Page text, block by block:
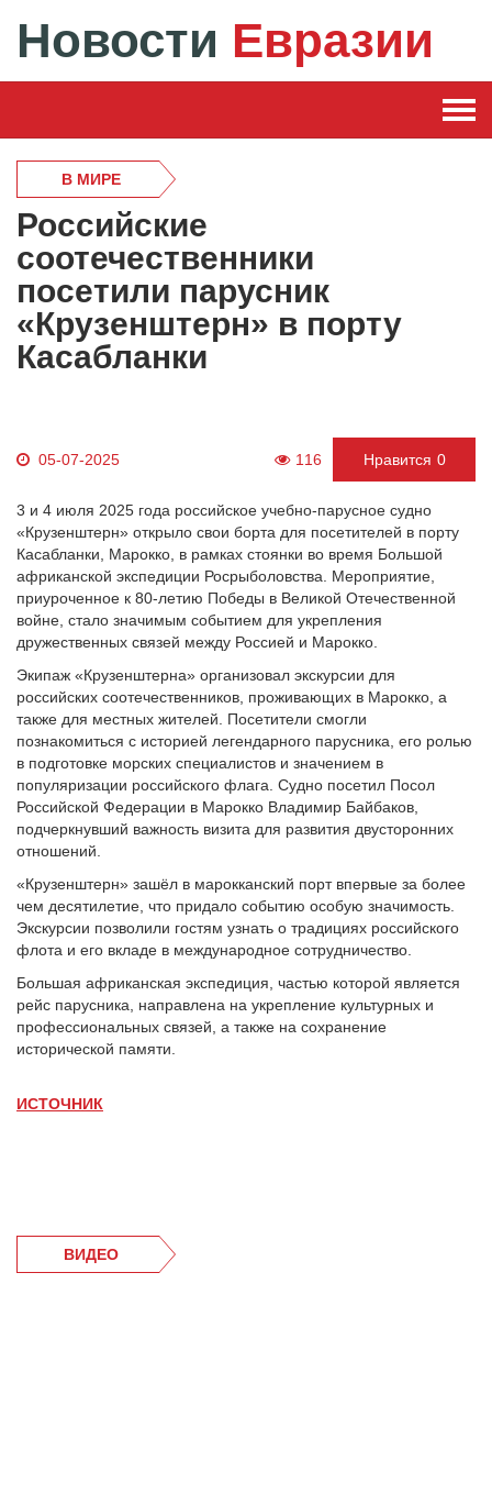
Новости Евразии
В МИРЕ
Российские
соотечественники
посетили парусник
«Крузенштерн» в порту
Касабланки
05-07-2025 116 Нравится 0
3 и 4 июля 2025 года российское учебно-парусное судно
«Крузенштерн» открыло свои борта для посетителей в порту
Касабланки, Марокко, в рамках стоянки во время Большой
африканской экспедиции Росрыболовства. Мероприятие,
приуроченное к 80-летию Победы в Великой Отечественной
войне, стало значимым событием для укрепления
дружественных связей между Россией и Марокко.
Экипаж «Крузенштерна» организовал экскурсии для
российских соотечественников, проживающих в Марокко, а
также для местных жителей. Посетители смогли
познакомиться с историей легендарного парусника, его ролью
в подготовке морских специалистов и значением в
популяризации российского флага. Судно посетил Посол
Российской Федерации в Марокко Владимир Байбаков,
подчеркнувший важность визита для развития двусторонних
отношений.
«Крузенштерн» зашёл в марокканский порт впервые за более
чем десятилетие, что придало событию особую значимость.
Экскурсии позволили гостям узнать о традициях российского
флота и его вкладе в международное сотрудничество.
Большая африканская экспедиция, частью которой является
рейс парусника, направлена на укрепление культурных и
профессиональных связей, а также на сохранение
исторической памяти.
ИСТОЧНИК
ВИДЕО